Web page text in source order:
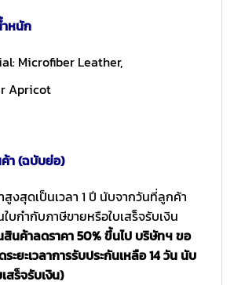
หนัก
Microfiber Leather,
Apricot
า (ฉบับย่อ)
สูงสุดเป็นเวลา 1 ปี นับจากวันที่ลูกค้า
บกำกับภาษีขายหรือใบเสร็จรับเงิน
นค้าลดราคา 50% ขึ้นไป บริษัทฯ ขอ
ะยะเวลาการรับประกันเหลือ 14 วัน นับ
สร็จรับเงิน)